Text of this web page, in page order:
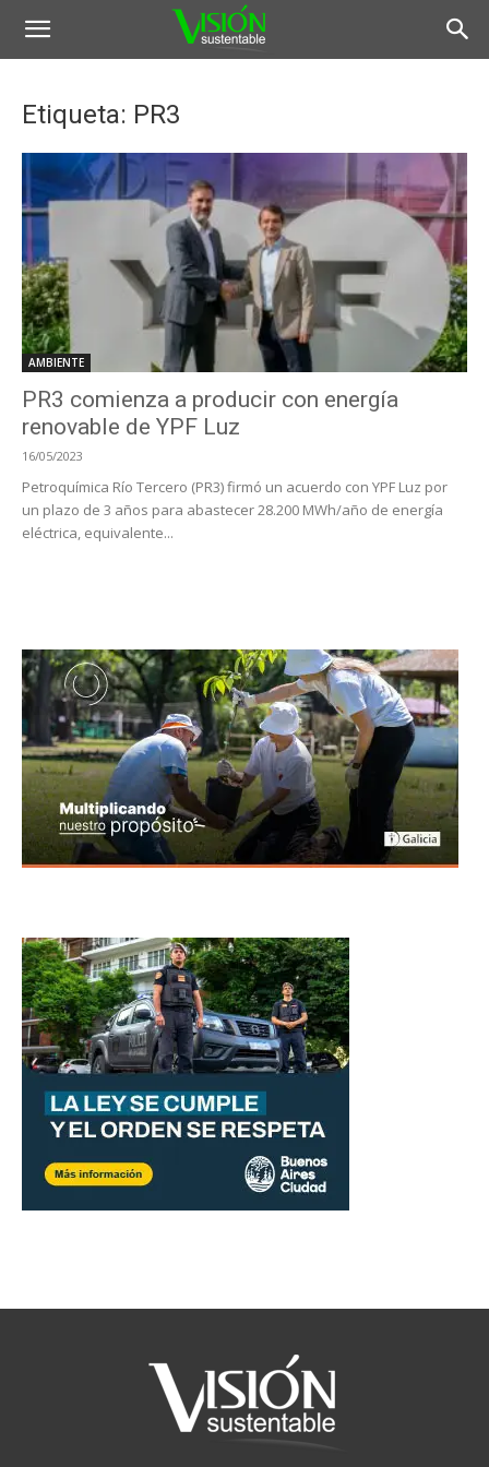
Etiqueta: PR3
AMBIENTE
PR3 comienza a producir con energía
renovable de YPF Luz
16/05/2023
Petroquímica Río Tercero (PR3) firmó un acuerdo con YPF Luz por
un plazo de 3 años para abastecer 28.200 MWh/año de energía
eléctrica, equivalente...